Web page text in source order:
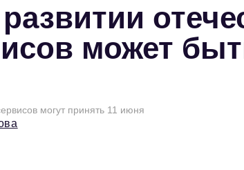
может
могут принять 11 июня